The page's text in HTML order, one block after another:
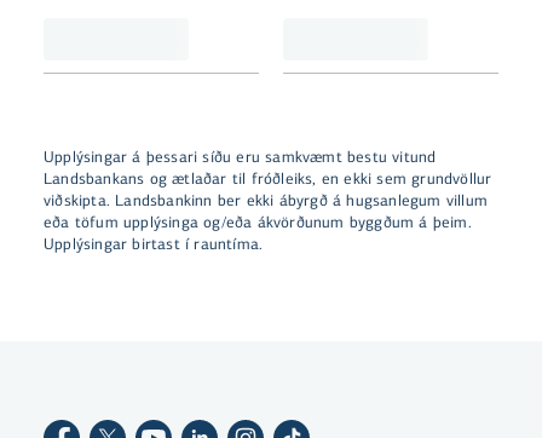
Upplýsingar á þessari síðu eru samkvæmt bestu vitund
Landsbankans og ætlaðar til fróðleiks, en ekki sem grundvöllur
viðskipta. Landsbankinn ber ekki ábyrgð á hugsanlegum villum
eða töfum upplýsinga og/eða ákvörðunum byggðum á þeim.
Upplýsingar birtast í rauntíma.